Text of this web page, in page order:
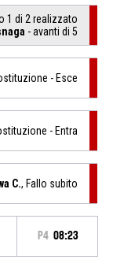
1 di 2 realizzato
- avanti di 5
- Esce
- Entra
C., Fallo subito
P4 08:23